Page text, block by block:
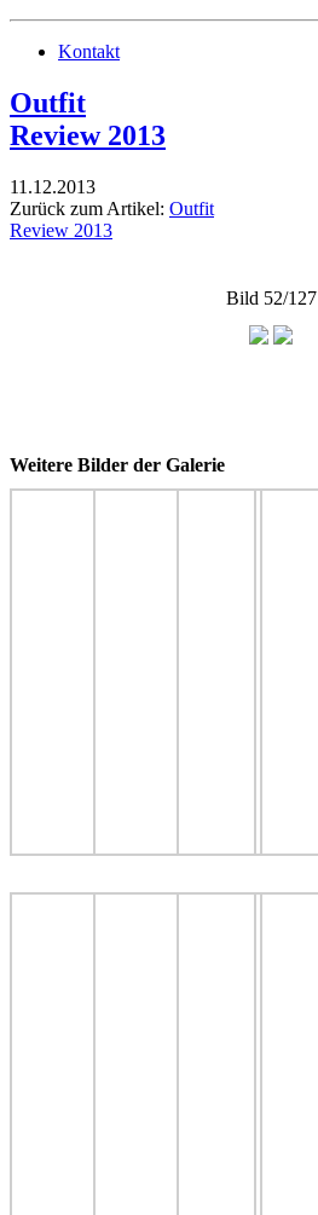
Kontakt
Outfit
Review 2013
11.12.2013
Zurück zum Artikel: Outfit
Review 2013
Bild 52/127
Weitere Bilder der Galerie